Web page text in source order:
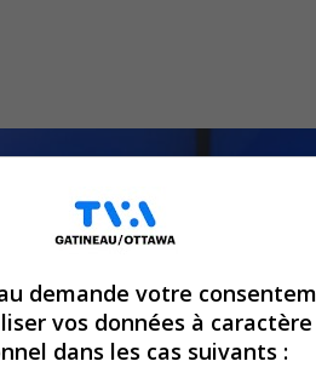
demande votre
vos données à caractère
dans les cas suivants :